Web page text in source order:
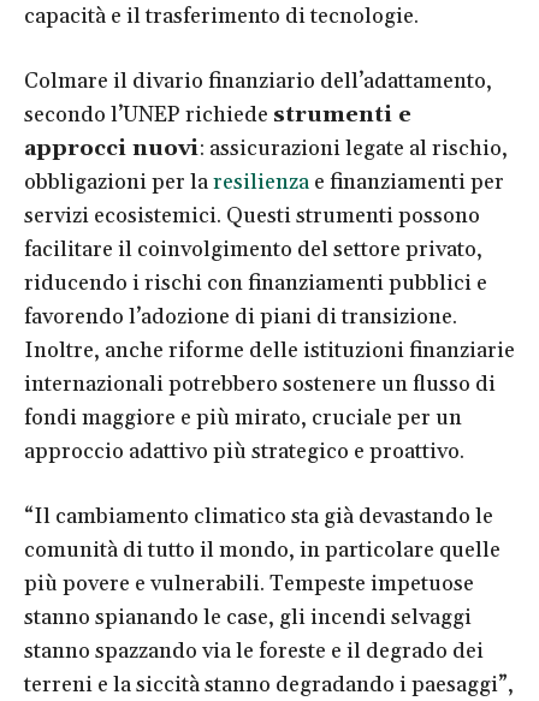
capacità e il trasferimento di tecnologie.
Colmare il divario finanziario dell’adattamento,
secondo l’UNEP richiede strumenti e
approcci nuovi: assicurazioni legate al rischio,
obbligazioni per laresilienza e finanziamenti per
servizi ecosistemici. Questi strumenti possono
facilitare il coinvolgimento del settore privato,
riducendo i rischi con finanziamenti pubblici e
favorendo l’adozione di piani di transizione.
Inoltre, anche riforme delle istituzioni finanziarie
internazionali potrebbero sostenere un flusso di
fondi maggiore e più mirato, cruciale per un
approccio adattivo più strategico e proattivo.
“Il cambiamento climatico sta già devastando le
comunità di tutto il mondo, in particolare quelle
più povere e vulnerabili. Tempeste impetuose
stanno spianando le case, gli incendi selvaggi
stanno spazzando via le foreste e il degrado dei
terreni e la siccità stanno degradando i paesaggi”,